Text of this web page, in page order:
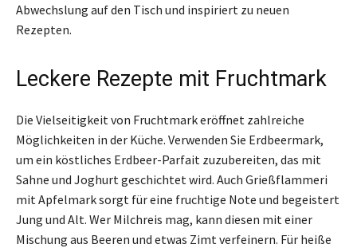
Abwechslung auf den Tisch und inspiriert zu neuen
Rezepten.
Leckere Rezepte mit Fruchtmark
Die Vielseitigkeit von Fruchtmark eröffnet zahlreiche
Möglichkeiten in der Küche. Verwenden Sie Erdbeermark,
um ein köstliches Erdbeer-Parfait zuzubereiten, das mit
Sahne und Joghurt geschichtet wird. Auch Grießflammeri
mit Apfelmark sorgt für eine fruchtige Note und begeistert
Jung und Alt. Wer Milchreis mag, kann diesen mit einer
Mischung aus Beeren und etwas Zimt verfeinern. Für heiße